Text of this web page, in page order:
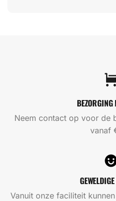
BEZORGING
Neem contact op voor de
vanaf
Vanuit onze faciliteit